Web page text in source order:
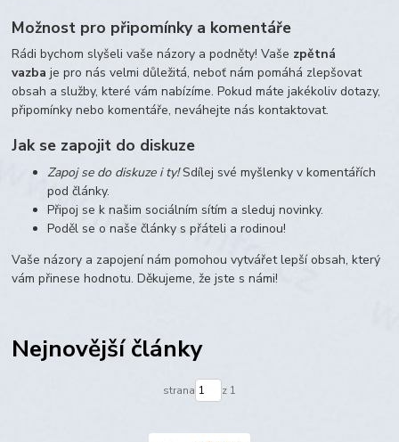
Možnost pro připomínky a komentáře
Rádi bychom slyšeli vaše názory a podněty! Vaše zpětná
vazba je pro nás velmi důležitá, neboť nám pomáhá zlepšovat
obsah a služby, které vám nabízíme. Pokud máte jakékoliv dotazy,
připomínky nebo komentáře, neváhejte nás kontaktovat.
Jak se zapojit do diskuze
Zapoj se do diskuze i ty!Sdílej své myšlenky v komentářích
pod články.
Připoj se k našim sociálním sítím a sleduj novinky.
Poděl se o naše články s přáteli a rodinou!
Vaše názory a zapojení nám pomohou vytvářet lepší obsah, který
vám přinese hodnotu. Děkujeme, že jste s námi!
Nejnovější články
strana z 1